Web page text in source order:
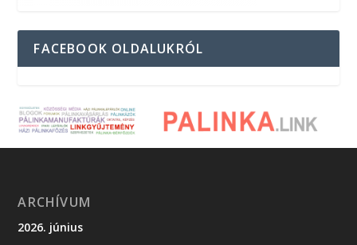
FACEBOOK OLDALUKRÓL
ARCHÍVUM
2026. június